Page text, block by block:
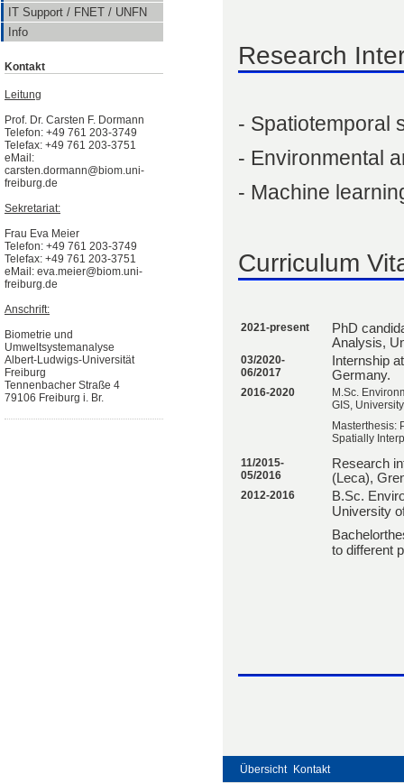
IT Support / FNET / UNFN
Info
Kontakt
Leitung
Prof. Dr. Carsten F. Dormann
Telefon: +49 761 203-3749
Telefax: +49 761 203-3751
eMail:
carsten.dormann@biom.uni-
freiburg.de
Sekretariat:
Frau Eva Meier
Telefon: +49 761 203-3749
Telefax: +49 761 203-3751
eMail: eva.meier@biom.uni-
freiburg.de
Anschrift:
Biometrie und
Umweltsystemanalyse
Albert-Ludwigs-Universität
Freiburg
Tennenbacher Straße 4
79106 Freiburg i. Br.
Research
- Spatiotemporal
- Environmental
- Machine
Curriculum
2021-present
PhD
Analysis,
03/2020-
06/2017
Internship
Germany.
2016-2020
M.Sc.
GIS,
Masterthesis:
Spatially
11/2015-
05/2016
Research
(Leca),
2012-2016
B.Sc.
University
to different
Übersicht Kontakt